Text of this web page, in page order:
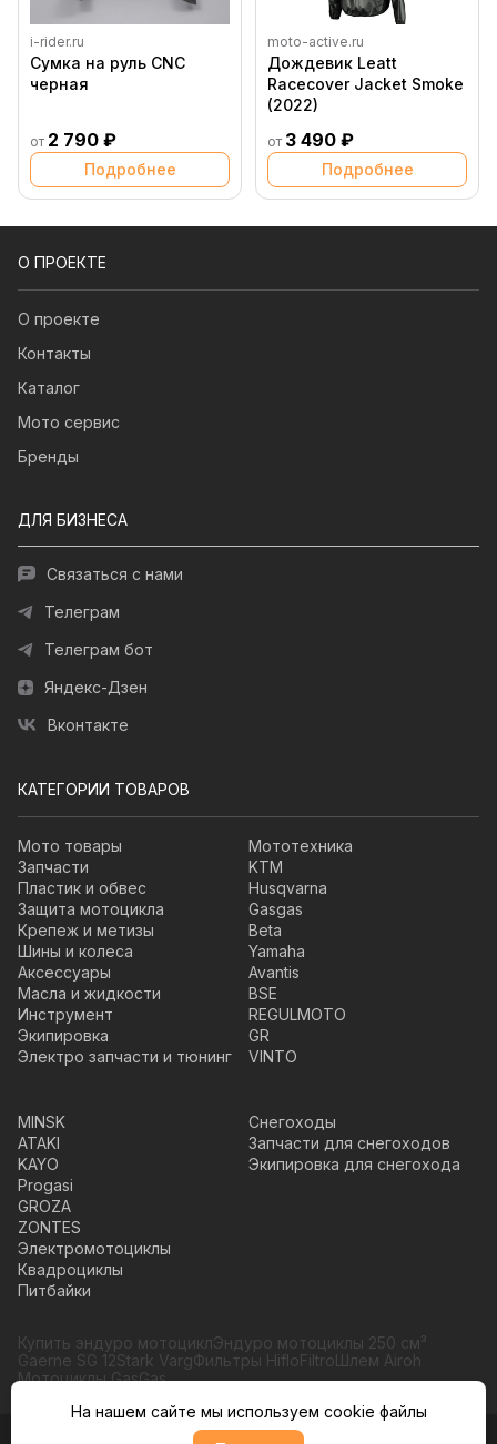
i-rider.ru
Сумка на руль CNC
черная
от 2 790 ₽
Подробнее
moto-active.ru
Дождевик Leatt
Racecover Jacket Smoke
(2022)
от 3 490 ₽
Подробнее
О ПРОЕКТЕ
О проекте
Контакты
Каталог
Мото сервис
Бренды
ДЛЯ БИЗНЕСА
Связаться с нами
Телеграм
Телеграм бот
Яндекс-Дзен
Вконтакте
КАТЕГОРИИ ТОВАРОВ
Мото товары
Запчасти
Пластик и обвес
Защита мотоцикла
Крепеж и метизы
Шины и колеса
Аксессуары
Масла и жидкости
Инструмент
Экипировка
Электро запчасти и тюнинг
Мототехника
KTM
Husqvarna
Gasgas
Beta
Yamaha
Avantis
BSE
REGULMOTO
GR
VINTO
MINSK
ATAKI
KAYO
Progasi
GROZA
ZONTES
Электромотоциклы
Квадроциклы
Питбайки
Снегоходы
Запчасти для снегоходов
Экипировка для снегохода
Купить эндуро мотоциклЭндуро мотоциклы 250 см³
Gaerne SG 12Stark VargФильтры HifloFiltroШлем Airoh
Мотоциклы GasGas
На нашем сайте мы используем cookie файлы